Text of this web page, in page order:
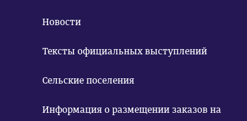
Новости
Тексты официальных выступлений
Сельские поселения
Информация о размещении заказов на